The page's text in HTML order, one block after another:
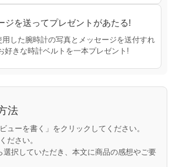
ジを送ってプレゼントがあたる!
した腕時計の写真とメッセージを送付すれ
好きな時計ベルトを一本プレゼント!
法
ューを書く」をクリックしてください。
ださい。
選択していただき、本文に商品の感想やご要